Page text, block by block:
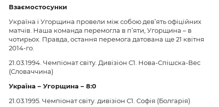
Взаємостосунки
Україна і Угорщина провели між собою дев’ять офіційних
матчів. Наша команда перемогла в п’яти, Угорщина – в
чотирьох. Правда, остання перемога датована ще 21 квітня
2014-го.
21.03.1994. Чемпіонат світу. Дивізіон С1. Нова-Спішска-Вес
(Словаччина)
Україна – Угорщина – 8:0
21.03.1995. Чемпіонат світу. дивізіон С1. Софія (Болгарія)